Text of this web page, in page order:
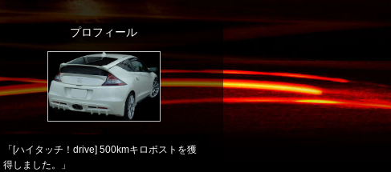
プロフィール
「[ハイタッチ！drive] 500kmキロポストを獲
得しました。」